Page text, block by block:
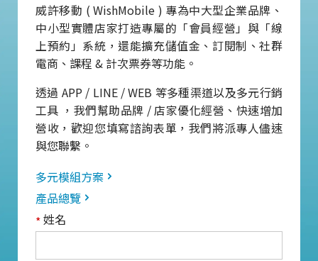
威許移動 ( WishMobile ) 專為中大型企業品牌、
中小型實體店家打造專屬的「會員經營」與「線
上預約」系統，還能擴充儲值金、訂閱制、社群
電商、課程 & 計次票券等功能。
透過 APP / LINE / WEB 等多種渠道以及多元行銷
工具 ，我們幫助品牌 / 店家優化經營、快速增加
營收，歡迎您填寫諮詢表單，我們將派專人儘速
與您聯繫。
多元模組方案
產品總覽
*姓名